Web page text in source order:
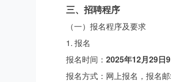
三、招聘程序
（一）报名程序及要求
1. 报名
报名时间： 2025年12月29日
报名方式：网上报名，报名